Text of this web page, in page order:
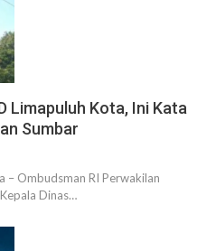
Limapuluh Kota, Ini Kata
Sumbar
– Ombudsman RI Perwakilan
Dinas…